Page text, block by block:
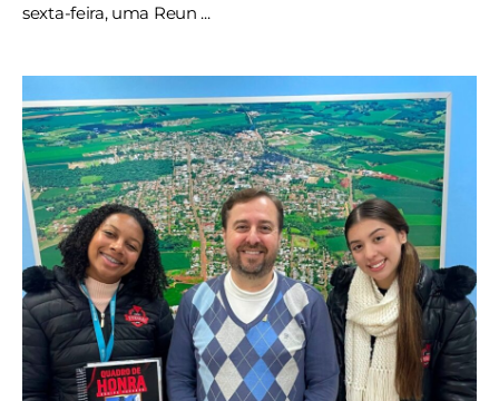
sexta-feira, uma Reun ...